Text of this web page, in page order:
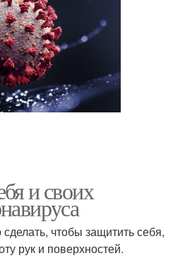
и своих
чтобы защитить себя,
рук и поверхностей.